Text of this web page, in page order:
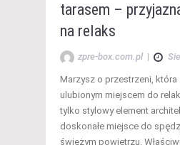
tarasem –
na relaks
zpre-box.com.pl |
Marzysz o przestrzeni, która
ulubionym miejscem do
tylko stylowy element
doskonałe miejsce do
świeżym powietrzu.